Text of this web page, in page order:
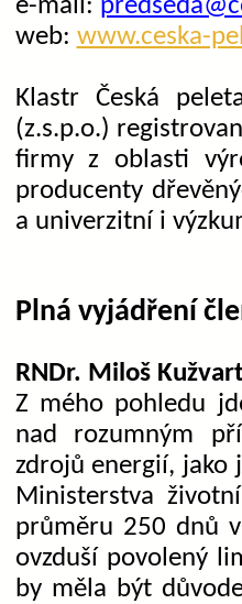
e-mail:
web: www.ceska-
Klastr Česká
(z.s.p.o.)
firmy z oblasti
producenty
a univerzitní i
Plná vyjádření
RNDr. Miloš
Z mého pohledu
nad rozumným
zdrojů energií, jako
Ministerstva
průměru 250 dnů
ovzduší povolený
by měla být